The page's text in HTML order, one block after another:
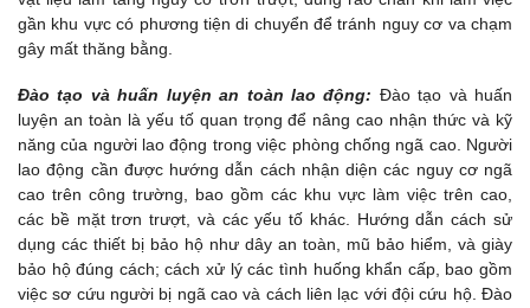
gần khu vực có phương tiện di chuyển để tránh nguy cơ va chạm
gây mất thăng bằng.
Đào tạo và huấn luyện an toàn lao động: Đào tạo và huấn
luyện an toàn là yếu tố quan trọng để nâng cao nhận thức và kỹ
năng của người lao động trong việc phòng chống ngã cao. Người
lao động cần được hướng dẫn cách nhận diện các nguy cơ ngã
cao trên công trường, bao gồm các khu vực làm việc trên cao,
các bề mặt trơn trượt, và các yếu tố khác. Hướng dẫn cách sử
dụng các thiết bị bảo hộ như dây an toàn, mũ bảo hiểm, và giày
bảo hộ đúng cách; cách xử lý các tình huống khẩn cấp, bao gồm
việc sơ cứu người bị ngã cao và cách liên lạc với đội cứu hộ. Đào